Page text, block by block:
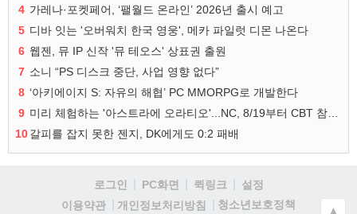
4 가레나·포켓페어, ‘팰월드 온라인’ 2026년 출시 예고
5 디바 잇는 '오버워치 한국 영웅', 메카 파일럿 디몬 나온다
6 웹젠, 뮤 IP 신작 '뮤 테오스' 상표권 출원
7 소니 “PS 디스크 중단, 사업 영향 없다”
8 ‘아키에이지 S: 자유의 해협’ PC MMORPG로 개발한다
9
10갈피를 잡지 못한 젠지, DK에게도 0:2 패배
로그인 PC화면 퀵링크
설정
이용약관
개인정보처리방침
청소년보호정책
▲